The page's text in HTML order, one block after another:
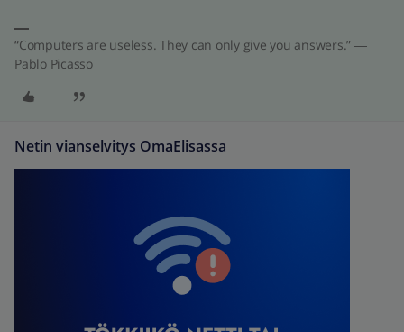
“Computers are useless. They can only give you answers.” ―
Pablo Picasso
Netin vianselvitys OmaElisassa